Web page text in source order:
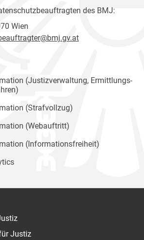
des BMJ:
Wien
(Justizverwaltung, Ermittlungs-
(Strafvollzug)
(Webauftritt)
(Informationsfreiheit)
Justiz